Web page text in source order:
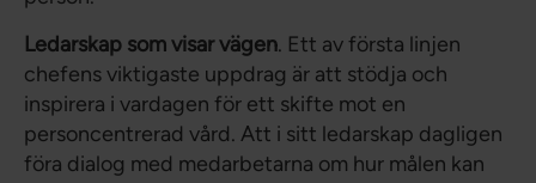
Ledarskap som visar vägen. Ett av första linjen
chefens viktigaste uppdrag är att stödja och
inspirera i vardagen för ett skifte mot en
personcentrerad vård. Att i sitt ledarskap dagligen
föra dialog med medarbetarna om hur målen kan